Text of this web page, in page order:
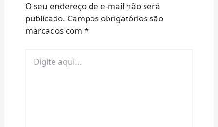
O seu endereço de e-mail não será
publicado. Campos obrigatórios são
marcados com *
aqui...